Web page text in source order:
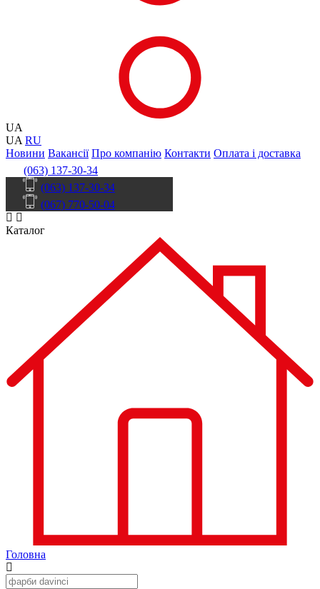
UA
UA RU
Новини Вакансії Про компанію Контакти Оплата і доставка
(063) 137-30-34
(063) 137-30-34
(067) 770-50-04
Каталог
Головна